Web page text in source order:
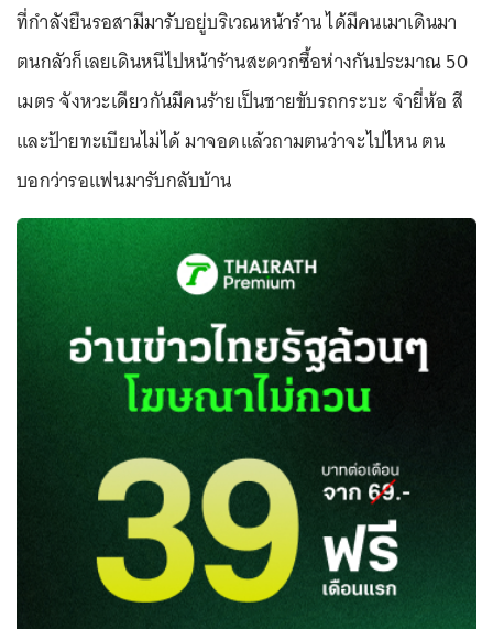
ที่กำลังยืนรอสามีมารับอยู่บริเวณหน้าร้าน ได้มีคนเมาเดินมา
ตนกลัวก็เลยเดินหนีไปหน้าร้านสะดวกซื้อห่างกันประมาณ 50
เมตร จังหวะเดียวกันมีคนร้ายเป็นชายขับรถกระบะ จำยี่ห้อ สี
และป้ายทะเบียนไม่ได้ มาจอดแล้วถามตนว่าจะไปไหน ตน
บอกว่ารอแฟนมารับกลับบ้าน